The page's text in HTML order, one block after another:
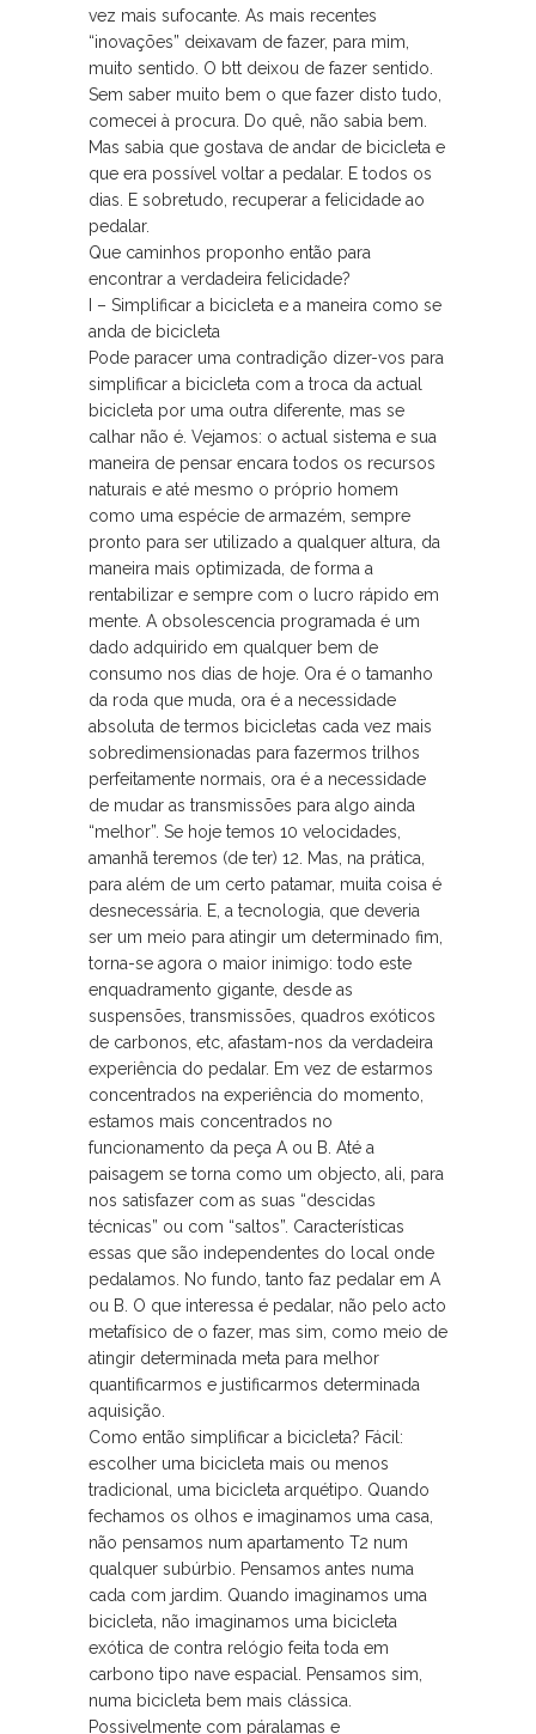
vez mais sufocante. As mais recentes
“inovações” deixavam de fazer, para mim,
muito sentido. O btt deixou de fazer sentido.
Sem saber muito bem o que fazer disto tudo,
comecei à procura. Do quê, não sabia bem.
Mas sabia que gostava de andar de bicicleta e
que era possível voltar a pedalar. E todos os
dias. E sobretudo, recuperar a felicidade ao
pedalar.
Que caminhos proponho então para
encontrar a verdadeira felicidade?
I – Simplificar a bicicleta e a maneira como se
anda de bicicleta
Pode paracer uma contradição dizer-vos para
simplificar a bicicleta com a troca da actual
bicicleta por uma outra diferente, mas se
calhar não é. Vejamos: o actual sistema e sua
maneira de pensar encara todos os recursos
naturais e até mesmo o próprio homem
como uma espécie de armazém, sempre
pronto para ser utilizado a qualquer altura, da
maneira mais optimizada, de forma a
rentabilizar e sempre com o lucro rápido em
mente. A obsolescencia programada é um
dado adquirido em qualquer bem de
consumo nos dias de hoje. Ora é o tamanho
da roda que muda, ora é a necessidade
absoluta de termos bicicletas cada vez mais
sobredimensionadas para fazermos trilhos
perfeitamente normais, ora é a necessidade
de mudar as transmissões para algo ainda
“melhor”. Se hoje temos 10 velocidades,
amanhã teremos (de ter) 12. Mas, na prática,
para além de um certo patamar, muita coisa é
desnecessária. E, a tecnologia, que deveria
ser um meio para atingir um determinado fim,
torna-se agora o maior inimigo: todo este
enquadramento gigante, desde as
suspensões, transmissões, quadros exóticos
de carbonos, etc, afastam-nos da verdadeira
experiência do pedalar. Em vez de estarmos
concentrados na experiência do momento,
estamos mais concentrados no
funcionamento da peça A ou B. Até a
paisagem se torna como um objecto, ali, para
nos satisfazer com as suas “descidas
técnicas” ou com “saltos”. Características
essas que são independentes do local onde
pedalamos. No fundo, tanto faz pedalar em A
ou B. O que interessa é pedalar, não pelo acto
metafísico de o fazer, mas sim, como meio de
atingir determinada meta para melhor
quantificarmos e justificarmos determinada
aquisição.
Como então simplificar a bicicleta? Fácil:
escolher uma bicicleta mais ou menos
tradicional, uma bicicleta arquétipo. Quando
fechamos os olhos e imaginamos uma casa,
não pensamos num apartamento T2 num
qualquer subúrbio. Pensamos antes numa
cada com jardim. Quando imaginamos uma
bicicleta, não imaginamos uma bicicleta
exótica de contra relógio feita toda em
carbono tipo nave espacial. Pensamos sim,
numa bicicleta bem mais clássica.
Possivelmente com páralamas e